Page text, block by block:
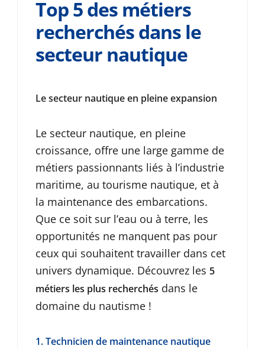
Top 5 des métiers
recherchés dans le
secteur nautique
Le secteur nautique en pleine expansion
Le secteur nautique, en pleine
croissance, offre une large gamme de
métiers passionnants liés à l’industrie
maritime, au tourisme nautique, et à
la maintenance des embarcations.
Que ce soit sur l’eau ou à terre, les
opportunités ne manquent pas pour
ceux qui souhaitent travailler dans cet
univers dynamique. Découvrez les 5
métiers les plus recherchés dans le
domaine du nautisme !
1. Technicien de maintenance nautique